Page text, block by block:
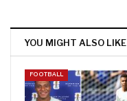
YOU MIGHT ALSO LIKE
FOOTBALL